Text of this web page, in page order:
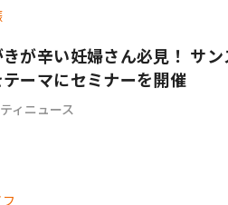
が辛い妊婦さん必見！ サ
ーマにセミナーを開催
ィニュース